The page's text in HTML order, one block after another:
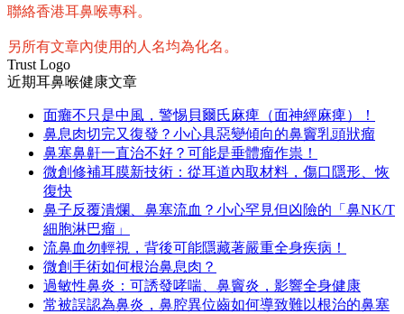
聯絡香港耳鼻喉專科。
另所有文章內使用的人名均為化名。
Trust Logo
近期耳鼻喉健康文章
面癱不只是中風，警惕貝爾氏麻痺（面神經麻痺）！
鼻息肉切完又復發？小心具惡變傾向的鼻竇乳頭狀瘤
鼻塞鼻鼾一直治不好？可能是垂體瘤作祟！
微創修補耳膜新技術：從耳道內取材料，傷口隱形、恢
復快
鼻子反覆潰爛、鼻塞流血？小心罕見但凶險的「鼻NK/T
細胞淋巴瘤」
流鼻血勿輕視，背後可能隱藏著嚴重全身疾病！
微創手術如何根治鼻息肉？
過敏性鼻炎：可誘發哮喘、鼻竇炎，影響全身健康
常被誤認為鼻炎，鼻腔異位齒如何導致難以根治的鼻塞